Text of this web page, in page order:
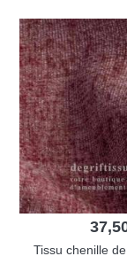
Tissu chenille